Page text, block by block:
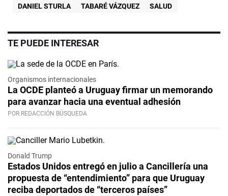
DANIEL STURLA
TABARÉ VÁZQUEZ SALUD
TE PUEDE INTERESAR
Organismos internacionales
La OCDE planteó a Uruguay firmar un memorando
para avanzar hacia una eventual adhesión
POR REDACCIÓN BÚSQUEDA
Donald Trump
Estados Unidos entregó en julio a Cancillería una
propuesta de “entendimiento” para que Uruguay
reciba deportados de “terceros países”